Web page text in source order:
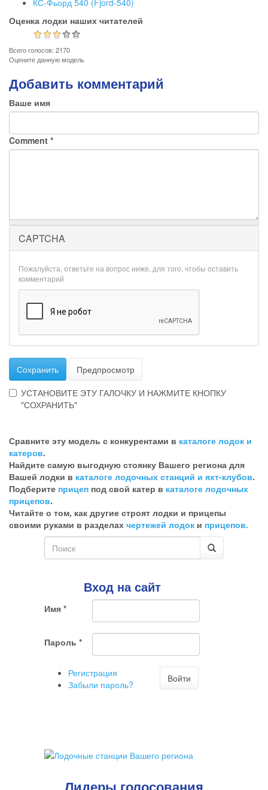
Оценка лодки наших читателей
Всего голосов: 2170
Оцените данную модель
Добавить комментарий
Ваше имя
Comment *
CAPTCHA
Пожалуйста, ответьте на вопрос ниже, для того, чтобы оставить
комментарий
Сохранить
Предпросмотр
УСТАНОВИТЕ ЭТУ ГАЛОЧКУ И НАЖМИТЕ КНОПКУ
"СОХРАНИТЬ"
говорит
о
том,
что
Вы
хотите
ненужный
комментарий
Сравните эту модель с конкурентами в каталоге лодок и
катеров.
Найдите самую выгодную стоянку Вашего региона для
Вашей лодки в каталоге лодочных станций и яхт-клубов.
Подберите прицеп под свой катер в каталоге лодочных
прицепов.
Читайте о том, как другие строят лодки и прицепы
своими руками в разделах чертежей лодок и прицепов.
Форма
поиска
Вход на сайт
Имя *
Пароль *
Регистрация
Забыли пароль?
Войти